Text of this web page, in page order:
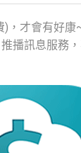
，才會有好康
播訊息服務